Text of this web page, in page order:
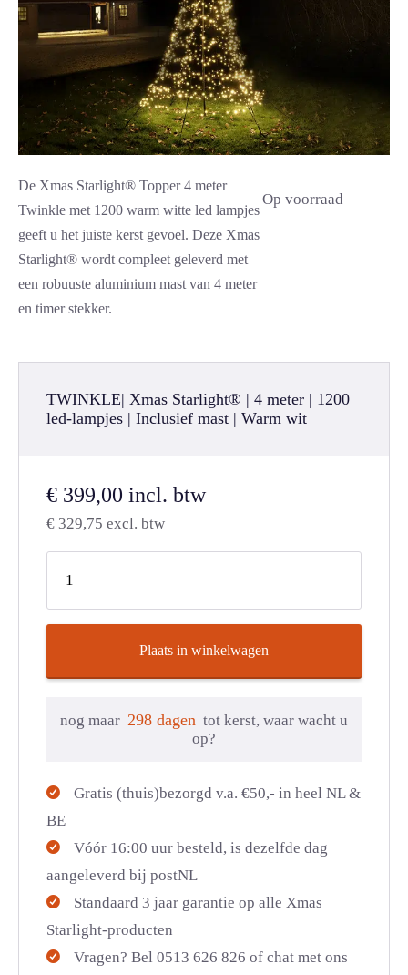
De Xmas Starlight® Topper 4 meter
Twinkle met 1200 warm witte led lampjes
geeft u het juiste kerst gevoel. Deze Xmas
Starlight® wordt compleet geleverd met
een robuuste aluminium mast van 4 meter
en timer stekker.
Op voorraad
TWINKLE| Xmas Starlight® | 4 meter | 1200
led-lampjes | Inclusief mast | Warm wit
€ 399,00 incl. btw
€ 329,75 excl. btw
Plaats in winkelwagen
nog maar 298 dagen tot kerst, waar wacht u
op?
Gratis (thuis)bezorgd v.a. €50,- in heel NL &
BE
Vóór 16:00 uur besteld, is dezelfde dag
aangeleverd bij postNL
Standaard 3 jaar garantie op alle Xmas
Starlight-producten
Vragen? Bel 0513 626 826 of chat met ons